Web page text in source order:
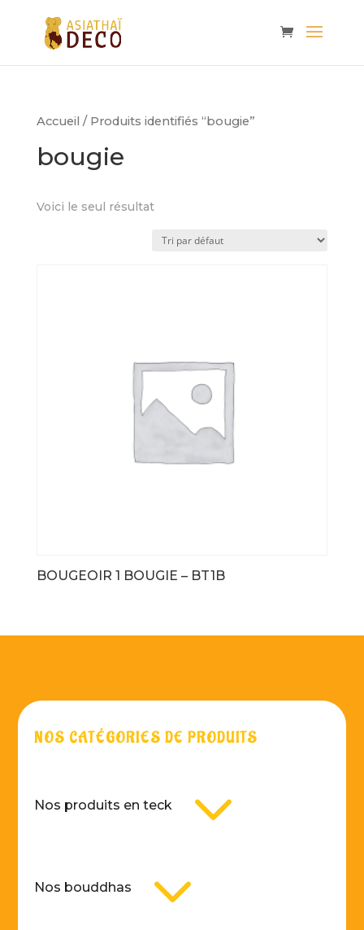
Accueil / Produits identifiés “bougie”
bougie
Voici le seul résultat
BOUGEOIR 1 BOUGIE – BT1B
NOS CATÉGORIES DE PRODUITS
Nos produits en teck 3
Nos bouddhas 3